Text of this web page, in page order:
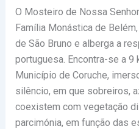
O Mosteiro de Nossa
Família Monástica de
de São Bruno e alberga a
portuguesa. Encontra-se a 9
Município de Coruche,
silêncio, em que sobreiros,
coexistem com vegetação
parcimónia, em função das